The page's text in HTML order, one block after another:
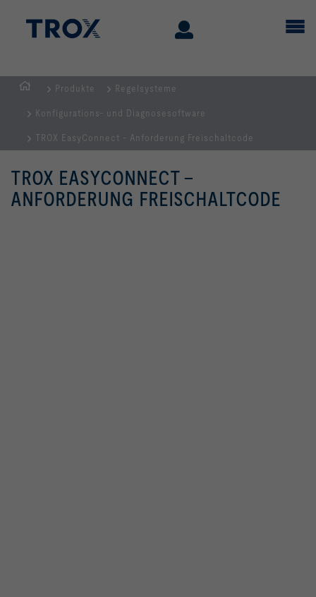
Produkte Regelsysteme
Konfigurations- und Diagnosesoftware
TROX EasyConnect - Anforderung Freischaltcode
TROX EASYCONNECT -
ANFORDERUNG FREISCHALTCODE